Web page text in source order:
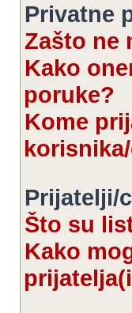
Privatne
Zašto ne
Kako
poruke?
Kome
Prijatelji/
Što su
Kako